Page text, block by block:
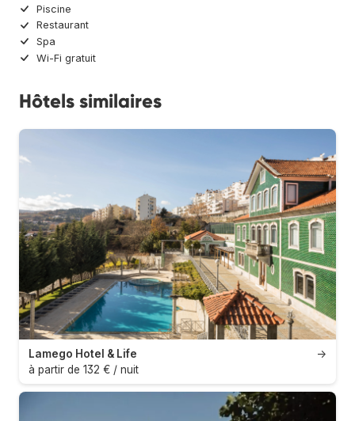
Piscine
Restaurant
Spa
Wi-Fi gratuit
Hôtels similaires
→
Lamego Hotel & Life
à partir de 132 € / nuit